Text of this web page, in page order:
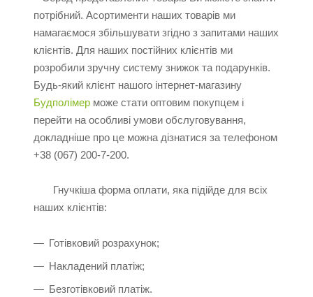
потрібний. Асортименти наших товарів ми
намагаємося збільшувати згідно з запитами наших
клієнтів. Для наших постійних клієнтів ми
розробили зручну систему знижок та подарунків.
Будь-який клієнт нашого інтернет-магазину
Будполімер може стати оптовим покупцем і
перейти на особливі умови обслуговування,
докладніше про це можна дізнатися за телефоном
+38 (067) 200-7-200.
Гнучкіша форма оплати, яка підійде для всіх
наших клієнтів:
Готівковий розрахунок;
Накладений платіж;
Безготівковий платіж.